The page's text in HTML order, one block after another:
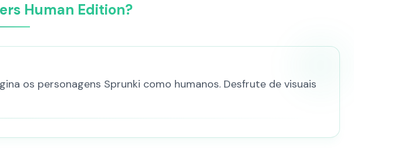
Human Edition?
os personagens Sprunki como humanos. Desfrute de visuais